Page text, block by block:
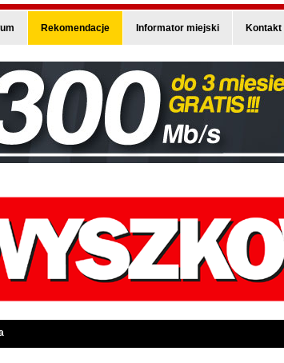
Rekomendacje Informator miejski Kontakt